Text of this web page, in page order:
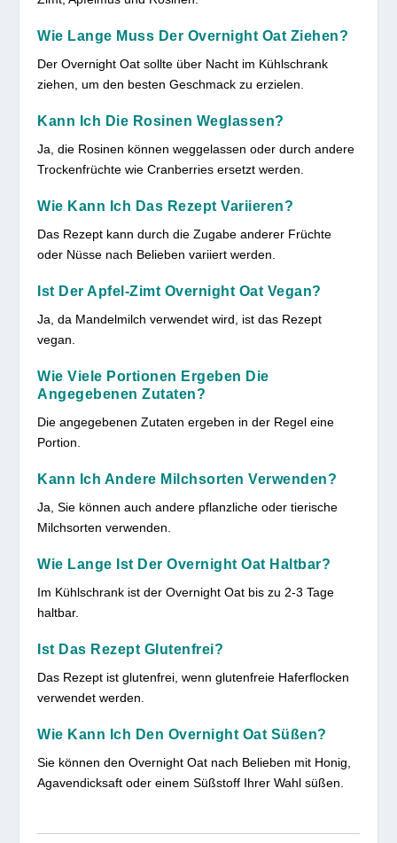
Wie Lange Muss Der Overnight Oat Ziehen?
Der Overnight Oat sollte über Nacht im Kühlschrank
ziehen, um den besten Geschmack zu erzielen.
Kann Ich Die Rosinen Weglassen?
Ja, die Rosinen können weggelassen oder durch andere
Trockenfrüchte wie Cranberries ersetzt werden.
Wie Kann Ich Das Rezept Variieren?
Das Rezept kann durch die Zugabe anderer Früchte
oder Nüsse nach Belieben variiert werden.
Ist Der Apfel-Zimt Overnight Oat Vegan?
Ja, da Mandelmilch verwendet wird, ist das Rezept
vegan.
Wie Viele Portionen Ergeben Die
Angegebenen Zutaten?
Die angegebenen Zutaten ergeben in der Regel eine
Portion.
Kann Ich Andere Milchsorten Verwenden?
Ja, Sie können auch andere pflanzliche oder tierische
Milchsorten verwenden.
Wie Lange Ist Der Overnight Oat Haltbar?
Im Kühlschrank ist der Overnight Oat bis zu 2-3 Tage
haltbar.
Ist Das Rezept Glutenfrei?
Das Rezept ist glutenfrei, wenn glutenfreie Haferflocken
verwendet werden.
Wie Kann Ich Den Overnight Oat Süßen?
Sie können den Overnight Oat nach Belieben mit Honig,
Agavendicksaft oder einem Süßstoff Ihrer Wahl süßen.